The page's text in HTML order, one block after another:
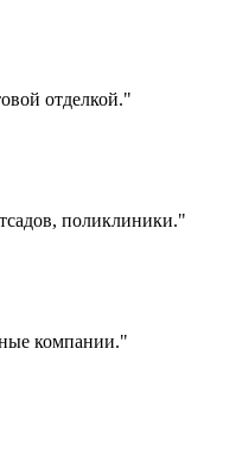
отделкой."
поликлиники."
компании."